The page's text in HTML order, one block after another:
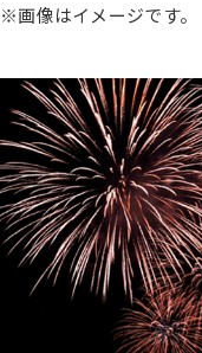
※画像はイメージです。